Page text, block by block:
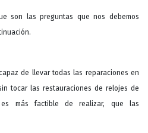
son las preguntas que nos debemos
de llevar todas las reparaciones en
tocar las restauraciones de relojes de
más factible de realizar, que las